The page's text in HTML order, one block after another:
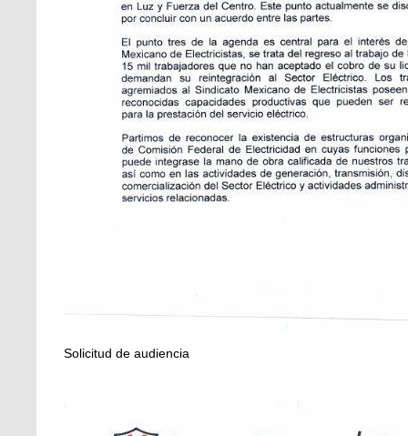
Solicitud de audiencia